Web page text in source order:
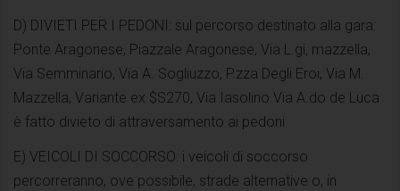
D) DIVIETI PER I PEDONI: sul percorso destinato alla gara:
Ponte Aragonese, Piazzale Aragonese, Via L.gi, mazzella,
Via Semminario, Via A. Sogliuzzo, P.zza Degli Eroi, Via M.
Mazzella, Variante ex $S270, Via Iasolino Via A.do de Luca
è fatto divieto di attraversamento ai pedoni
E) VEICOLI DI SOCCORSO: i veicoli di soccorso
percorreranno, ove possibile, strade alternative o, in